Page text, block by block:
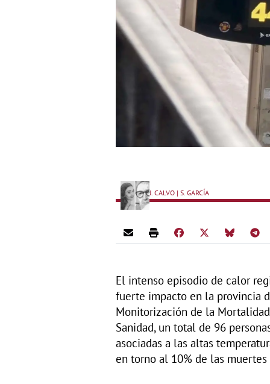
J. CALVO | S. GARCÍA
El intenso episodio de calor
fuerte impacto en la provincia
Monitorización de la
Sanidad, un total de 96
asociadas a las altas
en torno al 10% de las